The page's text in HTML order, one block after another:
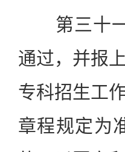
第三十一
通过，并报
专科招生工
章程规定为